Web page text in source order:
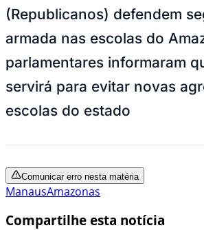
(Republicanos) defendem
armada nas escolas do
parlamentares informaram
servirá para evitar novas
escolas do estado
Comunicar erro nesta matéria
ManausAmazonas
Compartilhe esta notícia